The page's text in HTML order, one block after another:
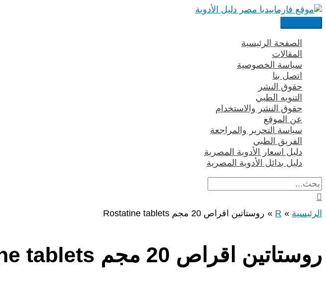
تخطي
إلى
المحتوىالقائمة
الرئيسية
الصفحة الرئيسية
المقالات
سياسة الخصوصية
اتصل بنا
حقوق النشر
التنويه الطبي
حقوق النشر والاستخدام
عن الموقع
سياسة التحرير والمراجعة
الفريق الطبي
دليل اسعار الأدوية المصرية
دليل بدائل الأدوية المصرية
البحث
عن:
الرئيسية
R روستاتين اقراص 20 مجم Rostatine tablets
روستاتين اقراص 20 مجم Rostatine tablets